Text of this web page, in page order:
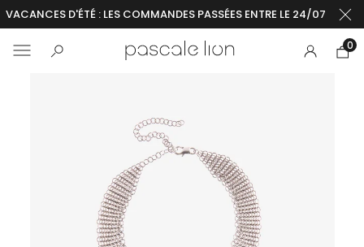
VACANCES D'ÉTÉ : LES COMMANDES PASSÉES ENTRE LE 24/07 ET
0